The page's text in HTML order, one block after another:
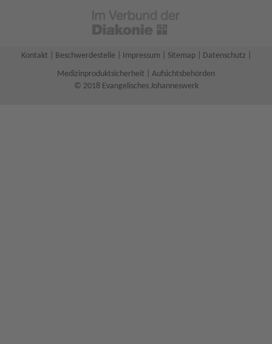
Kontakt Beschwerdestelle Impressum Sitemap| Datenschutz
Medizinproduktsicherheit
Aufsichtsbehörden
© 2018 Evangelisches Johanneswerk